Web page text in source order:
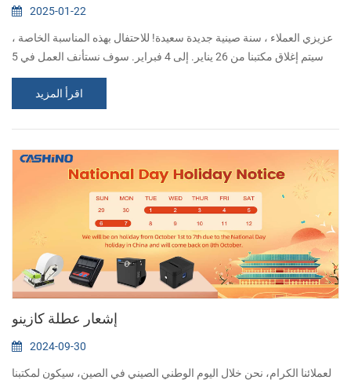
2025-01-22
عزيزي العملاء ، سنة صينية جديدة سعيدة! للاحتفال بهذه المناسبة الخاصة ،
سيتم إغلاق مكتبنا من 26 يناير. إلى 4 فبراير. سوف نستأنف العمل في 5
فبراير. شكرًا لك على فهمك ودعمك. نتمنى لك ولعائلتك سنة مزدهرة
اقرأ المزيد
إشعار عطلة كازينو
2024-09-30
لعملائنا الكرام، نحن خلال اليوم الوطني الصيني في الصين، سيكون لمكتبنا